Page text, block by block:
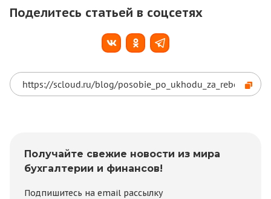
Поделитесь статьей в соцсетях
Получайте свежие новости из мира
бухгалтерии и финансов!
Подпишитесь на email рассылку